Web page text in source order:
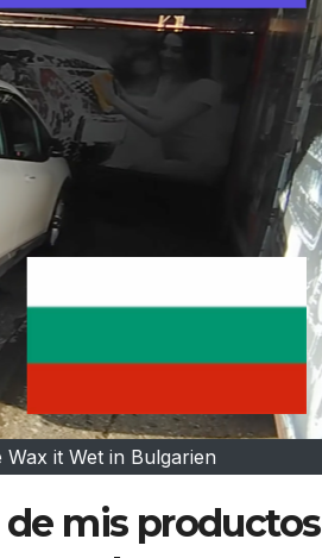
it Wet in Bulgarien
mis productos